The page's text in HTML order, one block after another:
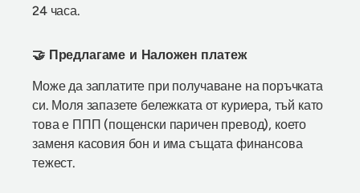
24 часа.
🤝 Предлагаме и Наложен платеж
Може да заплатите при получаване на поръчката
си. Моля запазете бележката от куриера, тъй като
това е ППП (пощенски паричен превод), което
заменя касовия бон и има същата финансова
тежест.